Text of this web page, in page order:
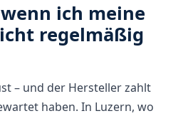
ich meine
regelmäßig
– und der Hersteller zahlt
haben. In Luzern, wo